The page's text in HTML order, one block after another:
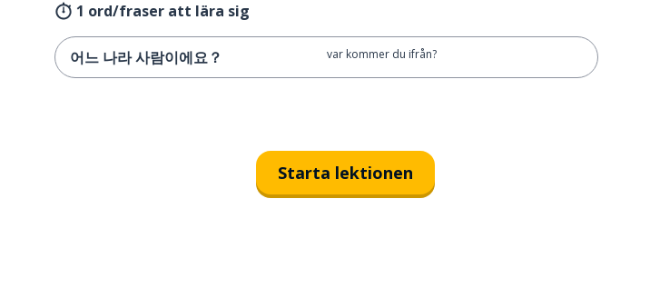
1 ord/fraser att lära sig
어느 나라 사람이에요？ var kommer du ifrån?
Starta lektionen